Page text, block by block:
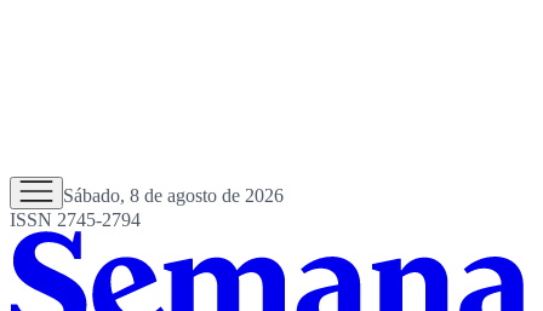
Sábado, 8 de agosto de 2026
ISSN 2745-2794